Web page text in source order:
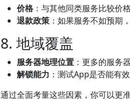
价格 ：与其他同类服务比较价格
退款政策 ：如果服务不如预期
8. 地域覆盖
服务器地理位置 ：更多的服务
解锁能力 ：测试App是否能有
通过全面考量这些因素，你可以更